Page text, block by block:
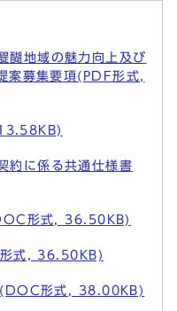
醐地域の魅力向上及び
案募集要項(PDF形式,
約に係る共通仕様書
形式, 36.50KB)
式, 36.50KB)
(DOC形式, 38.00KB)